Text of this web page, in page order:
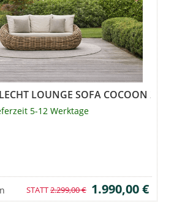
LOUNGE SOFA COCOON 2026
5-12 Werktage
STATT2.299,00 € 1.990,00 €